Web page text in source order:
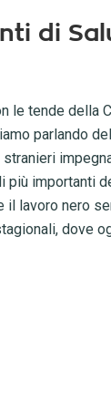
di
le tende della
parlando
importanti
lavoro nero
dove